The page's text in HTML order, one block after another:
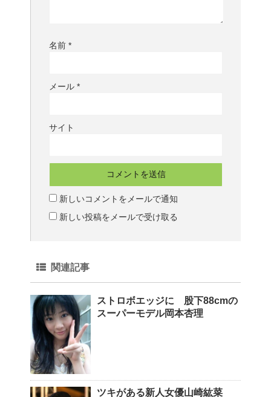
名前 *
メール *
サイト
新しいコメントをメールで通知
新しい投稿をメールで受け取る
関連記事
ストロボエッジに 股下88cmの
スーパーモデル岡本杏理
ツキがある新人女優山崎紘菜